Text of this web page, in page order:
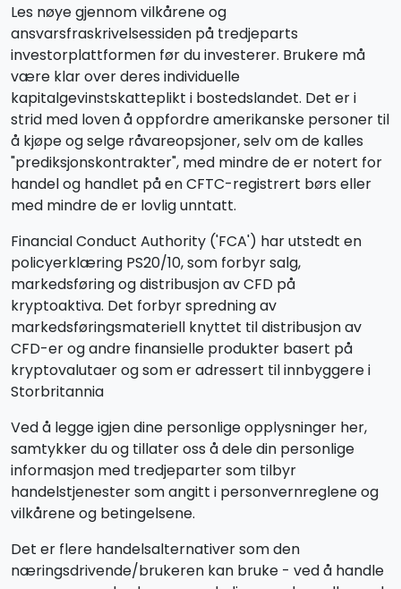
Les nøye gjennom vilkårene og
ansvarsfraskrivelsessiden på tredjeparts
investorplattformen før du investerer. Brukere må
være klar over deres individuelle
kapitalgevinstskatteplikt i bostedslandet. Det er i
strid med loven å oppfordre amerikanske personer til
å kjøpe og selge råvareopsjoner, selv om de kalles
"prediksjonskontrakter", med mindre de er notert for
handel og handlet på en CFTC-registrert børs eller
med mindre de er lovlig unntatt.
Financial Conduct Authority ('FCA') har utstedt en
policyerklæring PS20/10, som forbyr salg,
markedsføring og distribusjon av CFD på
kryptoaktiva. Det forbyr spredning av
markedsføringsmateriell knyttet til distribusjon av
CFD-er og andre finansielle produkter basert på
kryptovalutaer og som er adressert til innbyggere i
Storbritannia
Ved å legge igjen dine personlige opplysninger her,
samtykker du og tillater oss å dele din personlige
informasjon med tredjeparter som tilbyr
handelstjenester som angitt i personvernreglene og
vilkårene og betingelsene.
Det er flere handelsalternativer som den
næringsdrivende/brukeren kan bruke - ved å handle